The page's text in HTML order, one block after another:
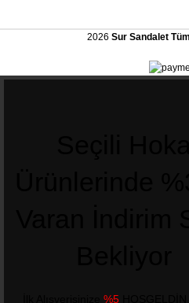
2026 Sur Sandalet
%5HOŞGELDİN